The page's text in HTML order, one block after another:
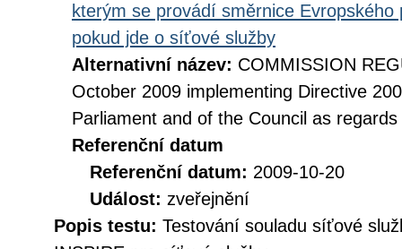
kterým se provádí směrnice
pokud jde o síťové služby
Alternativní název: COMMISSION
October 2009 implementing Directive
Parliament and of the Council as
Referenční datum
Referenční datum: 2009-10-20
Událost: zveřejnění
Popis testu: Testování souladu síťové